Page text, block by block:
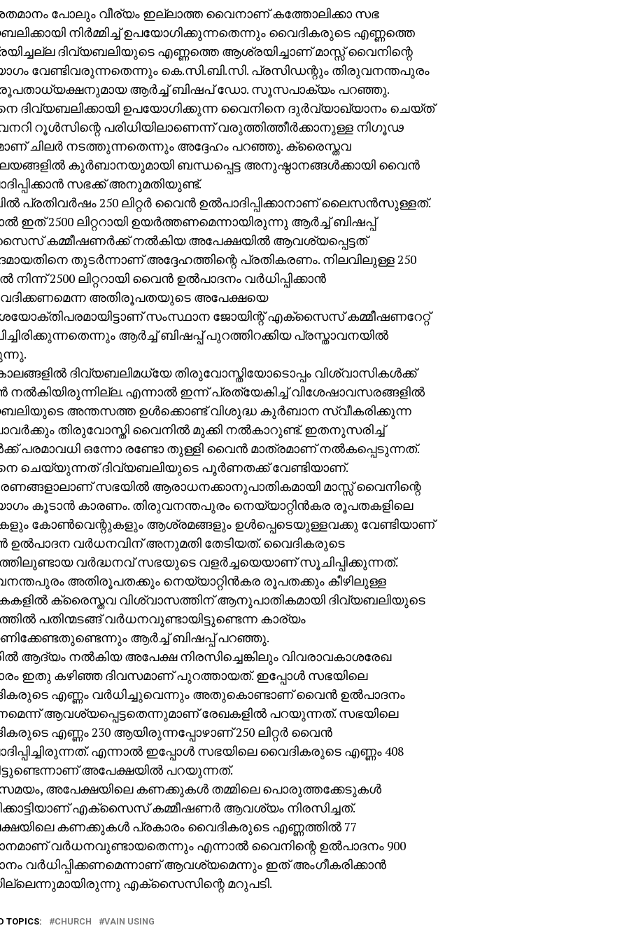
പോലും വീര്യം ഇല്ലാത്ത വൈനാണ് കത്തോലിക്കാ സഭ
നിര്‍മ്മിച്ച് ഉപയോഗിക്കുന്നതെന്നും വൈദികരുടെ എണ്ണത്തെ
ദിവ്യബലിയുടെ എണ്ണത്തെ ആശ്രയിച്ചാണ് മാസ്സ് വൈനിന്റെ
വേണ്ടിവരുന്നതെന്നും കെ.സി.ബി.സി. പ്രസിഡന്റും തിരുവനന്തപുരം
ആര്‍ച്ച് ബിഷപ് ഡോ. സൂസപാക്യം പറഞ്ഞു.
ദിവ്യബലിക്കായി ഉപയോഗിക്കുന്ന വൈനിനെ ദുര്‍വ്യാഖ്യാനം ചെയ്ത്
റൂള്‍സിന്റെ പരിധിയിലാണെന്ന് വരുത്തിത്തീര്‍ക്കാനുള്ള നിഗൂഢ
ചിലര്‍ നടത്തുന്നതെന്നും അദ്ദേഹം പറഞ്ഞു. ക്രൈസ്തവ
കുര്‍ബാനയുമായി ബന്ധപ്പെട്ട അനുഷ്ഠാനങ്ങള്‍ക്കായി വൈന്‍
സഭക്ക് അനുമതിയുണ്ട്.
പ്രതിവര്‍ഷം 250 ലിറ്റര്‍ വൈന്‍ ഉല്‍പാദിപ്പിക്കാനാണ് ലൈസന്‍സുള്ളത്.
ഇത് 2500 ലിറ്ററായി ഉയര്‍ത്തണമെന്നായിരുന്നു ആര്‍ച്ച് ബിഷപ്പ്
കമ്മീഷണര്‍ക്ക് നല്‍കിയ അപേക്ഷയില്‍ ആവശ്യപ്പെട്ടത്
തുടര്‍ന്നാണ് അദ്ദേഹത്തിന്റെ പ്രതികരണം. നിലവിലുള്ള 250
നിന്ന് 2500 ലിറ്ററായി വൈന്‍ ഉല്‍പാദനം വര്‍ധിപ്പിക്കാന്‍
അതിരൂപതയുടെ അപേക്ഷയെ
സംസ്ഥാന ജോയിന്റ് എക്‌സൈസ് കമ്മീഷണറേറ്റ്
ആര്‍ച്ച് ബിഷപ്പ് പുറത്തിറക്കിയ പ്രസ്താവനയില്‍
ദിവ്യബലിമധ്യേ തിരുവോസ്തിയോടൊപ്പം വിശ്വാസികള്‍ക്ക്
എന്നാല്‍ ഇന്ന് പ്രത്യേകിച്ച് വിശേഷാവസരങ്ങളില്‍
അന്തസത്ത ഉള്‍ക്കൊണ്ട് വിശുദ്ധ കുര്‍ബാന സ്വീകരിക്കുന്ന
തിരുവോസ്തി വൈനില്‍ മുക്കി നല്‍കാറുണ്ട്. ഇതനുസരിച്ച്
പരമാവധി ഒന്നോ രണ്ടോ തുള്ളി വൈന്‍ മാത്രമാണ് നല്‍കപ്പെടുന്നത്.
ചെയ്യുന്നത് ദിവ്യബലിയുടെ പൂര്‍ണതക്ക് വേണ്ടിയാണ്.
സഭയില്‍ ആരാധനക്കാനുപാതികമായി മാസ്സ് വൈനിന്റെ
കൂടാന്‍ കാരണം. തിരുവനന്തപുരം നെയ്യാറ്റിന്‍കര രൂപതകളിലെ
കോണ്‍വെന്റുകളും ആശ്രമങ്ങളും ഉള്‍പ്പെടെയുള്ളവക്കു വേണ്ടിയാണ്
വര്‍ധനവിന് അനുമതി തേടിയത്. വൈദികരുടെ
വര്‍ദ്ധനവ് സഭയുടെ വളര്‍ച്ചയെയാണ് സൂചിപ്പിക്കുന്നത്.
അതിരൂപതക്കും നെയ്യാറ്റിന്‍കര രൂപതക്കും കീഴിലുള്ള
ക്രൈസ്തവ വിശ്വാസത്തിന് ആനുപാതികമായി ദിവ്യബലിയുടെ
പതിന്മടങ്ങ് വര്‍ധനവുണ്ടായിട്ടുണ്ടെന്ന കാര്യം
ആര്‍ച്ച് ബിഷപ്പ് പറഞ്ഞു.
ആദ്യം നല്‍കിയ അപേക്ഷ നിരസിച്ചെങ്കിലും വിവരാവകാശരേഖ
ഇതു കഴിഞ്ഞ ദിവസമാണ് പുറത്തായത്. ഇപ്പോള്‍ സഭയിലെ
എണ്ണം വര്‍ധിച്ചുവെന്നും അതുകൊണ്ടാണ് വൈന്‍ ഉല്‍പാദനം
ആവശ്യപ്പെട്ടതെന്നുമാണ് രേഖകളില്‍ പറയുന്നത്. സഭയിലെ
എണ്ണം 230 ആയിരുന്നപ്പോഴാണ് 250 ലിറ്റര്‍ വൈന്‍
എന്നാല്‍ ഇപ്പോള്‍ സഭയിലെ വൈദികരുടെ എണ്ണം 408
അപേക്ഷയില്‍ പറയുന്നത്.
അപേക്ഷയിലെ കണക്കുകള്‍ തമ്മിലെ പൊരുത്തക്കേടുകള്‍
എക്‌സൈസ് കമ്മീഷണര്‍ ആവശ്യം നിരസിച്ചത്.
കണക്കുകള്‍ പ്രകാരം വൈദികരുടെ എണ്ണത്തില്‍ 77
വര്‍ധനവുണ്ടായതെന്നും എന്നാല്‍ വൈനിന്റെ ഉല്‍പാദനം 900
വര്‍ധിപ്പിക്കണമെന്നാണ് ആവശ്യമെന്നും ഇത് അംഗീകരിക്കാന്‍
എക്‌സൈസിന്റെ മറുപടി.
TOPICS: CHURCH VAIN USING